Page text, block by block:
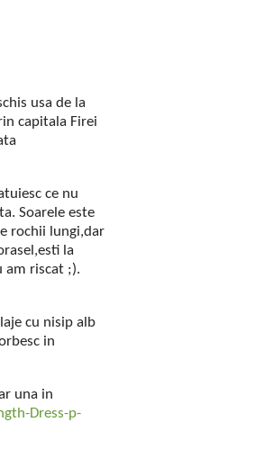
usa de la
capitala Firei
ce nu
Soarele este
rochii lungi,dar
la
am riscat ;).
cu nisip alb
in
una in
Dress-p-